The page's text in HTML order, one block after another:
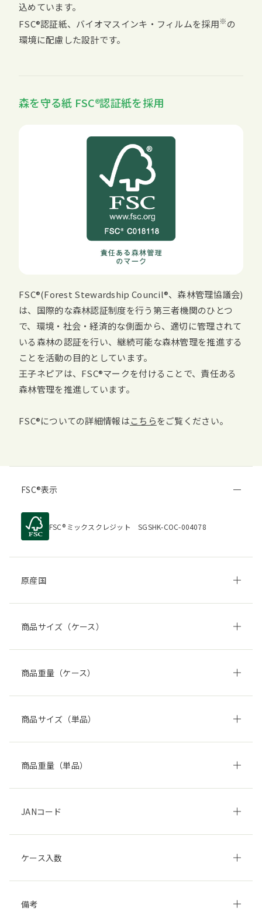
込めています。
FSC 認証紙、バイオマスインキ・フィルムを採用※の
環境に配慮した設計です。
森を守る紙 FSC 認証紙を採用
FSC (Forest Stewardship Council 、森林管理協議会)
は、国際的な森林認証制度を行う第三者機関のひとつ
で、環境・社会・経済的な側面から、適切に管理されて
いる森林の認証を行い、継続可能な森林管理を推進する
ことを活動の目的としています。
王子ネピアは、 FSC マークを付けることで、責任ある
森林管理を推進しています。
FSC についての詳細情報はこちらをご覧ください。
FSC 表示
FSC ミックスクレジット SGSHK-COC-004078
原産国
商品サイズ（ケース）
商品重量（ケース）
商品サイズ（単品）
商品重量（単品）
JANコード
ケース入数
備考